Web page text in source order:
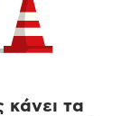
κάνει τα